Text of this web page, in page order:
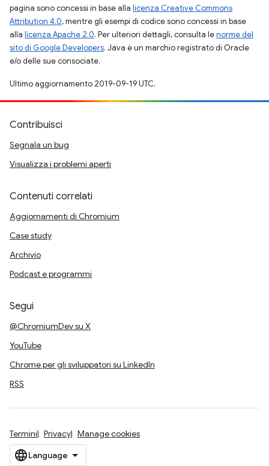
pagina sono concessi in base alla licenza Creative Commons
Attribution 4.0, mentre gli esempi di codice sono concessi in base
alla licenza Apache 2.0. Per ulteriori dettagli, consulta lenorme del
sito di Google Developers. Java è un marchio registrato di Oracle
e/o delle sue consociate.
Ultimo aggiornamento 2019-09-19 UTC.
Contribuisci
Segnala un bug
Visualizza i problemi aperti
Contenuti correlati
Aggiornamenti di Chromium
Case study
Archivio
Podcast e programmi
Segui
@ChromiumDev su X
YouTube
Chrome per gli sviluppatori su LinkedIn
RSS
Termini Privacy Manage cookies